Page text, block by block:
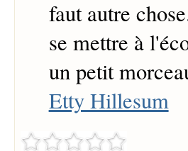
faut autre
se mettre à
un petit
Etty Hillesum